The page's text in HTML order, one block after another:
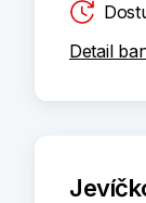
Detail